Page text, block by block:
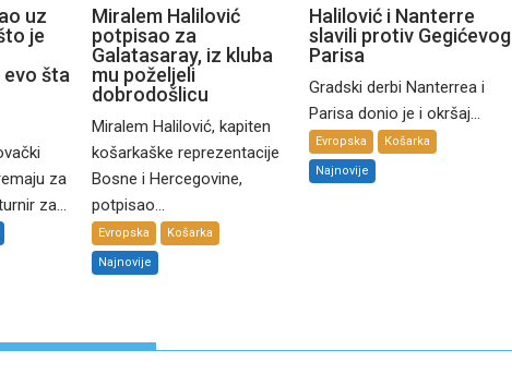
uz
je
evo šta
za
za...
Miralem Halilović
potpisao za
Galatasaray, iz kluba
mu poželjeli
dobrodošlicu
Miralem Halilović, kapiten
košarkaške reprezentacije
Bosne i Hercegovine,
potpisao...
Evropska Košarka
Najnovije
Halilović i Nanterre
slavili protiv Gegićevog
Parisa
Gradski derbi Nanterrea i
Parisa donio je i okršaj...
Evropska Košarka
Najnovije